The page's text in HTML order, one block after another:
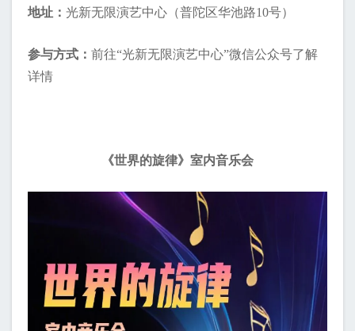
地址： 光新无限演艺中心（普陀区华池路10号）
参与方式： 前往“光新无限演艺中心”微信公众号了解
详情
《世界的旋律》室内音乐会